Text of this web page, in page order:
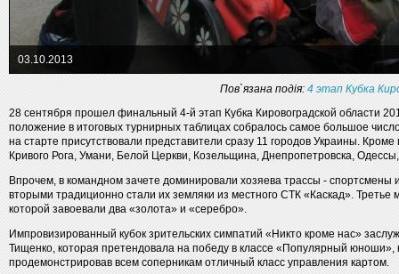
03.10.2013
Пов`язана подія: 4 этап Кубка
28 сентября прошел финальный 4-й этап Кубка Кировоградской области
положение в итоговых турнирных таблицах собралось самое большое
на старте присутствовали представители сразу 11 городов Украины.
Кривого Рога, Умани, Белой Церкви, Козельщина, Днепропетровска,
Впрочем, в командном зачете доминировали хозяева трассы - спортсмены
вторыми традиционно стали их земляки из местного СТК «Каскад».
которой завоевали два «золота» и «серебро».
Импровизированный кубок зрительских симпатий «Никто кроме нас»
Тищенко, которая претендовала на победу в классе «Популярный
продемонстрировав всем соперникам отличный класс управления картом.